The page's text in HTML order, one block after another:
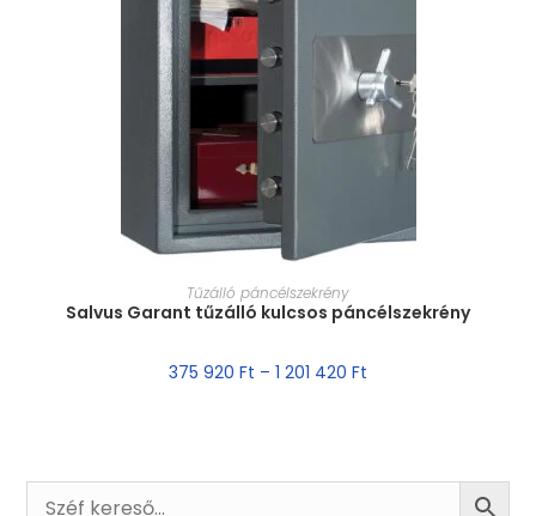
MÉRET VÁLASZTÁSA
Tűzálló páncélszekrény
Salvus Garant tűzálló kulcsos páncélszekrény
375 920 Ft – 1 201 420 Ft